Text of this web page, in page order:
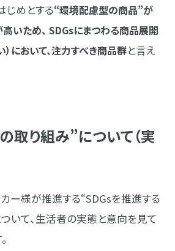
じめとする“環境配慮型の商品”が
いため、 SDGsにまつわる商品展開
）において、注力すべき商品群と言え
の取り組み”について（実
ー様が推進する“SDGsを推進する
ついて、生活者の実態と意向を見て